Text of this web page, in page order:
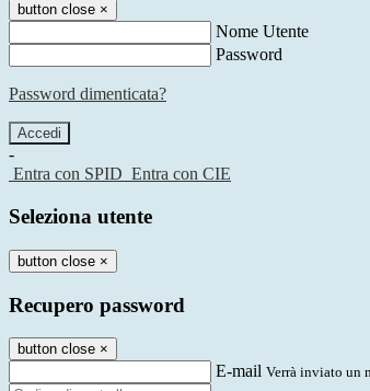
button close ×
Nome Utente
Password
Password dimenticata?
-
Entra con SPID Entra con CIE
Seleziona utente
button close ×
Recupero password
button close ×
E-mail Verrà inviato un